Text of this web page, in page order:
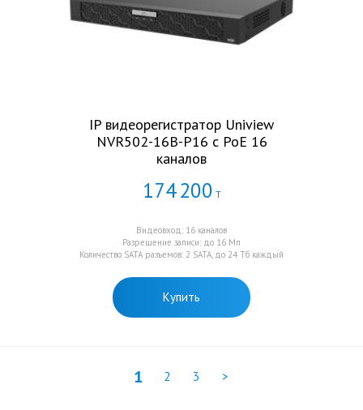
IP видеорегистратор Uniview
NVR502-16B-P16 с PoE 16
каналов
174200 Т
Видеовход: 16 каналов
Разрешение записи: до 16 Мп
Количество SATA разъемов: 2 SATA, до 24 Тб каждый
Купить
1 2 3 >